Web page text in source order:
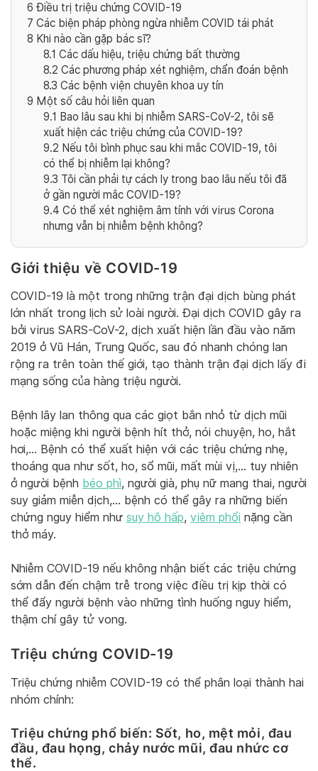
6 Điều trị triệu chứng COVID-19
7 Các biện pháp phòng ngừa nhiễm COVID tái phát
8 Khi nào cần gặp bác sĩ?
8.1 Các dấu hiệu, triệu chứng bất thường
8.2 Các phương pháp xét nghiệm, chẩn đoán bệnh
8.3 Các bệnh viện chuyên khoa uy tín
9 Một số câu hỏi liên quan
9.1 Bao lâu sau khi bị nhiễm SARS-CoV-2, tôi sẽ
xuất hiện các triệu chứng của COVID-19?
9.2 Nếu tôi bình phục sau khi mắc COVID-19, tôi
có thể bị nhiễm lại không?
9.3 Tôi cần phải tự cách ly trong bao lâu nếu tôi đã
ở gần người mắc COVID-19?
9.4 Có thể xét nghiệm âm tính với virus Corona
nhưng vẫn bị nhiễm bệnh không?
Giới thiệu về COVID-19
COVID-19 là một trong những trận đại dịch bùng phát
lớn nhất trong lịch sử loài người. Đại dịch COVID gây ra
bởi virus SARS-CoV-2, dịch xuất hiện lần đầu vào năm
2019 ở Vũ Hán, Trung Quốc, sau đó nhanh chóng lan
rộng ra trên toàn thế giới, tạo thành trận đại dịch lấy đi
mạng sống của hàng triệu người.
Bệnh lây lan thông qua các giọt bắn nhỏ từ dịch mũi
hoặc miệng khi người bệnh hít thở, nói chuyện, ho, hắt
hơi,… Bệnh có thể xuất hiện với các triệu chứng nhẹ,
thoáng qua như sốt, ho, sổ mũi, mất mùi vị,… tuy nhiên
ở người bệnh béo phì, người già, phụ nữ mang thai, người
suy giảm miễn dịch,… bệnh có thể gây ra những biến
chứng nguy hiểm như suy hô hấp, viêm phổi nặng cần
thở máy.
Nhiễm COVID-19 nếu không nhận biết các triệu chứng
sớm dẫn đến chậm trễ trong việc điều trị kịp thời có
thể đẩy người bệnh vào những tình huống nguy hiểm,
thậm chí gây tử vong.
Triệu chứng COVID-19
Triệu chứng nhiễm COVID-19 có thể phân loại thành hai
nhóm chính:
Triệu chứng phổ biến: Sốt, ho, mệt mỏi, đau
đầu, đau họng, chảy nước mũi, đau nhức cơ
thể.